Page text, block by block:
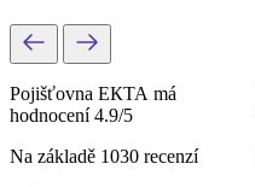
Pojišťovna ЕКТА má
hodnocení 4.9/5
Na základě 1030 recenzí